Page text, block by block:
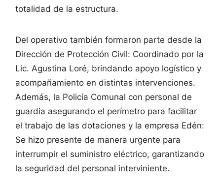
totalidad de la estructura.
Del operativo también formaron parte desde la
Dirección de Protección Civil: Coordinado por la
Lic. Agustina Loré, brindando apoyo logístico y
acompañamiento en distintas intervenciones.
Además, la Policía Comunal con personal de
guardia asegurando el perímetro para facilitar
el trabajo de las dotaciones y la empresa Edén:
Se hizo presente de manera urgente para
interrumpir el suministro eléctrico, garantizando
la seguridad del personal interviniente.